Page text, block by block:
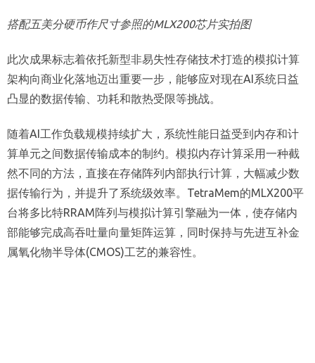
搭配五美分硬币作尺寸参照的MLX200芯片实拍图
此次成果标志着依托新型非易失性存储技术打造的模拟计算
架构向商业化落地迈出重要一步，能够应对现在AI系统日益
凸显的数据传输、功耗和散热受限等挑战。
随着AI工作负载规模持续扩大，系统性能日益受到内存和计
算单元之间数据传输成本的制约。模拟内存计算采用一种截
然不同的方法，直接在存储阵列内部执行计算，大幅减少数
据传输行为，并提升了系统级效率。TetraMem的MLX200平
台将多比特RRAM阵列与模拟计算引擎融为一体，使存储内
部能够完成高吞吐量向量矩阵运算，同时保持与先进互补金
属氧化物半导体(CMOS)工艺的兼容性。